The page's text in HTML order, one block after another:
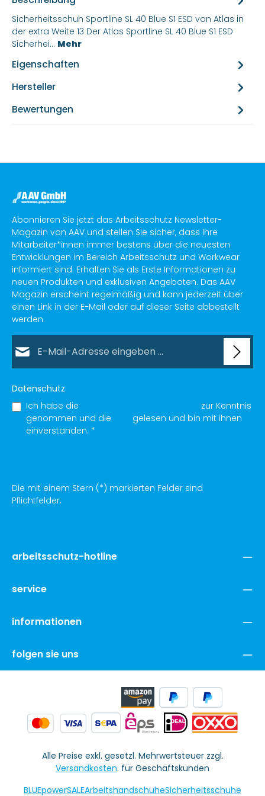
Sicherheitsschuh Sportline SL 40 Blue S1 ESD von Atlas in
der extra Weite 13 Der Atlas Sportline SL 40 Blue S1 ESD
Sicherhei… Mehr
Eigenschaften
Hersteller
Bewertungen
Abonnieren Sie jetzt das Arbeitsschutz Newsletter-
Magazin von AAV und stellen Sie sicher, dass Ihre
Mitarbeiter*innen immer bestens über die neuesten
Entwicklungen im Bereich Arbeitsschutz und Workwear
informiert sind. Erhalten Sie als Erste Informationen zu
neuen Produkten und exklusiven Angeboten. Das AAV
Magazin erscheint regelmäßig und kann jederzeit über
einen Link in der E-Mail oder auf dieser Seite abbestellt
werden.
Datenschutz
Ich habe die
zur Kenntnis
genommen und die
gelesen und bin mit ihnen
einverstanden. *
Die mit einem Stern (*) markierten Felder sind
Pflichtfelder.
arbeitsschutz-hotline
service
informationen
folgen sie uns
Alle Preise exkl. gesetzl. Mehrwertsteuer zzgl.
Versandkosten. für Geschäftskunden
BLUEpowerSALEArbeitshandschuheSicherheitsschuhe